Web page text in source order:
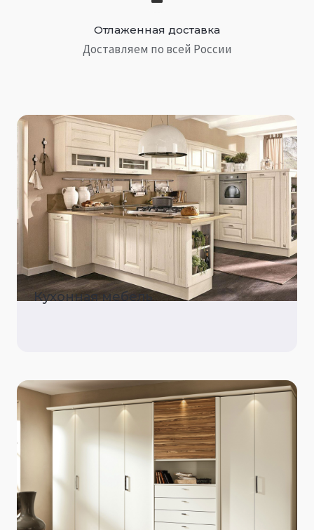
Отлаженная доставка
Доставляем по всей России
Кухонная мебель